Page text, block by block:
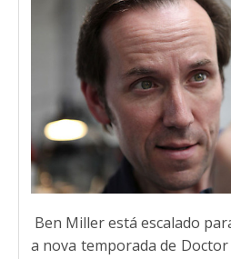
Ben Miller está escalado
a nova temporada de